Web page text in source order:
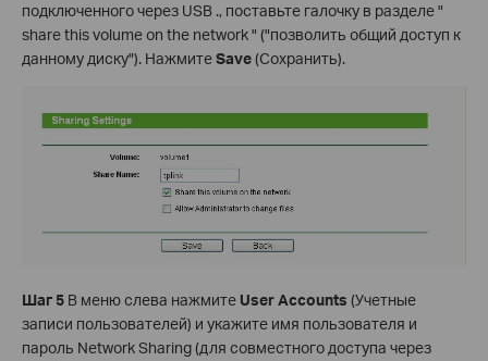
подключенного через USB ., поставьте галочку в разделе "
share this volume on the network " ("позволить общий доступ к
данному диску"). НажмитеSave(Сохранить).
Шаг 5 В меню слева нажмите User Accounts (Учетные
записи пользователей) и укажите имя пользователя и
пароль Network Sharing (для совместного доступа через